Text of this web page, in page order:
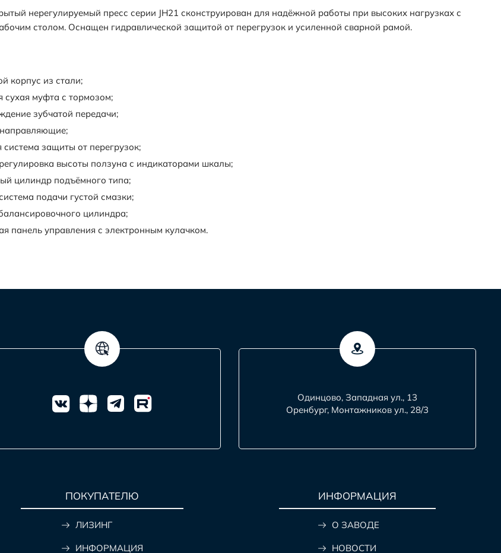
нерегулируемый пресс серии JH21 сконструирован для надёжной работы при высоких нагрузках с
столом. Оснащен гидравлической защитой от перегрузок и усиленной сварной рамой.
корпус из стали;
сухая муфта с тормозом;
зубчатой передачи;
система защиты от перегрузок;
высоты ползуна с индикаторами шкалы;
цилиндр подъёмного типа;
подачи густой смазки;
цилиндра;
панель управления с электронным кулачком.
Одинцово, Западная ул., 13
Оренбург, Монтажников ул., 28/3
ПОКУПАТЕЛЮ
ЛИЗИНГ
ИНФОРМАЦИЯ
ИНФОРМАЦИЯ
О ЗАВОДЕ
НОВОСТИ